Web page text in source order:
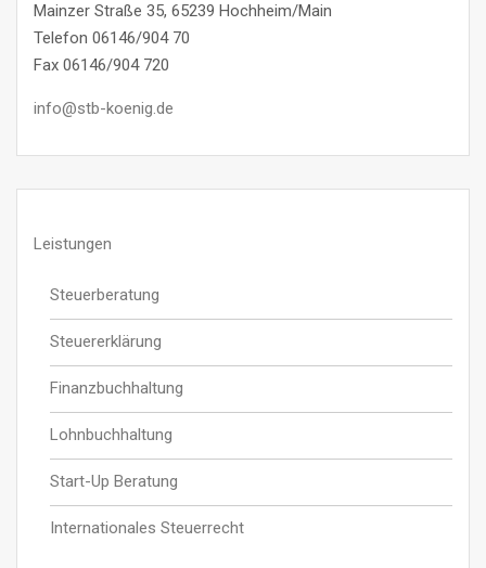
Mainzer Straße 35, 65239 Hochheim/Main
Telefon 06146/904 70
Fax 06146/904 720
info@stb-koenig.de
Leistungen
Steuerberatung
Steuererklärung
Finanzbuchhaltung
Lohnbuchhaltung
Start-Up Beratung
Internationales Steuerrecht